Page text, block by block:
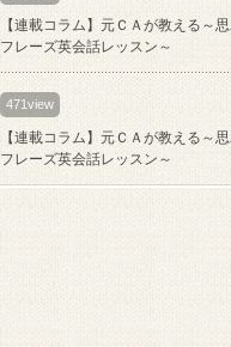
【連載コラム】元ＣＡが教える～
フレーズ英会話レッスン～
471view
【連載コラム】元ＣＡが教える～
フレーズ英会話レッスン～